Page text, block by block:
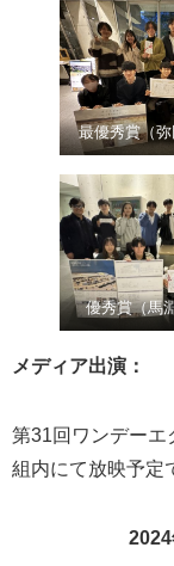
最優秀賞（
優秀賞（馬
メディア出演：
第31回ワンデーエ
組内にて放映予定